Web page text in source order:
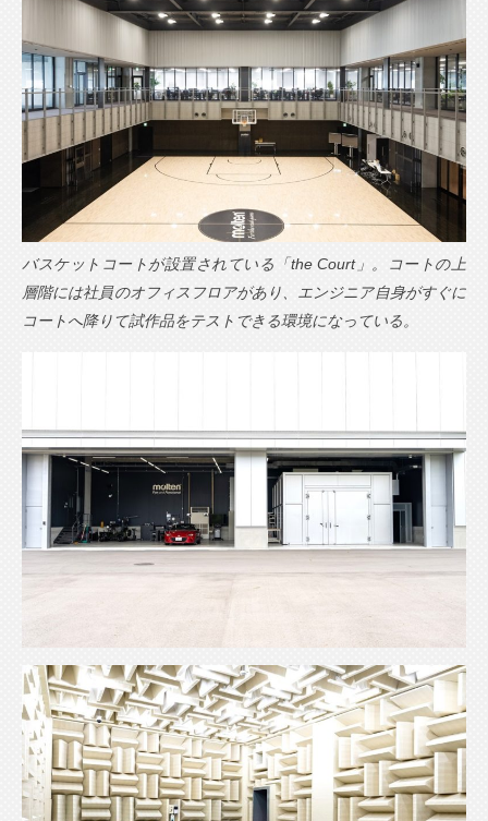
バスケットコートが設置されている「the Court」。コートの上
層階には社員のオフィスフロアがあり、エンジニア自身がすぐに
コートへ降りて試作品をテストできる環境になっている。